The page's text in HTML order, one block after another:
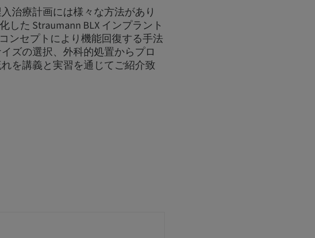
治療計画には様々な方法があり
た Straumann BLX インプラント
ンセプトにより機能回復する手法
ズの選択、外科的処置からプロ
を講義と実習を通じてご紹介致